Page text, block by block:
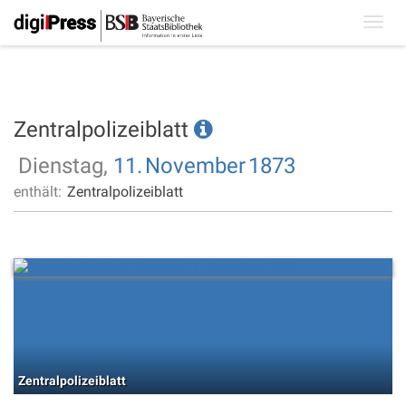
Zentralpolizeiblatt
Dienstag, 11. November1873
enthält: Zentralpolizeiblatt
Zentralpolizeiblatt